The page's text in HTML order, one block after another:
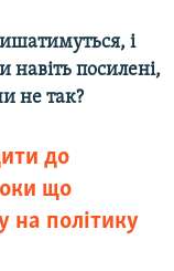
і
посилені,
не так?
до
що
на політику